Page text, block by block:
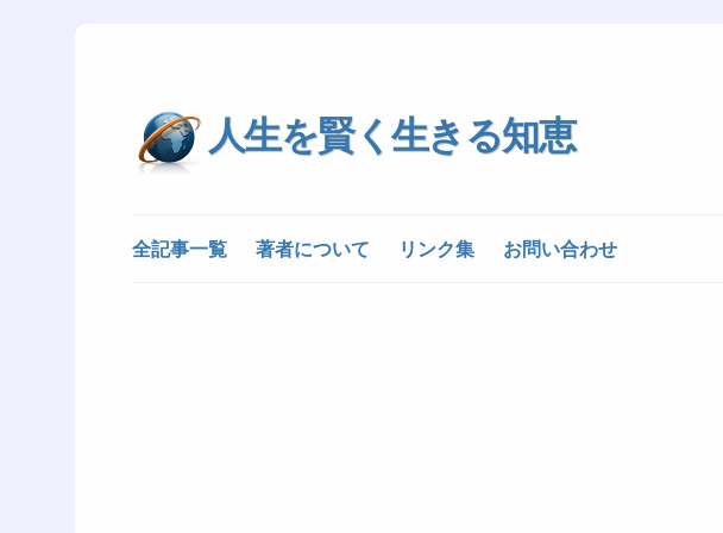
人生を賢く生きる知恵
全記事一覧 著者について リンク集 お問い合わせ